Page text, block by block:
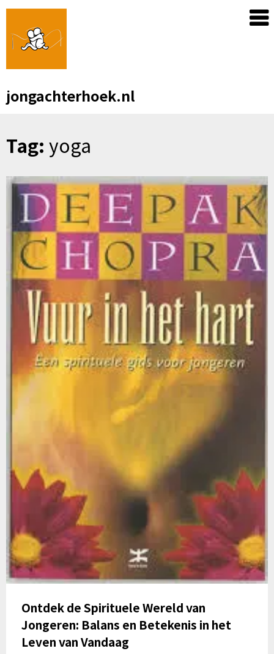
Skip
content
jongachterhoek.nl
Tag: yoga
Ontdek de Spirituele Wereld van
Jongeren: Balans en Betekenis in het
Leven van Vandaag